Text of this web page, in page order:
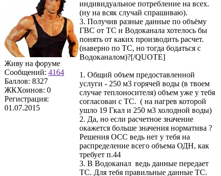
Живу на форуме
Сообщений: 4164
Баллов: 8327
ЖКХоинов: 0
Регистрация:
01.07.2015
индивидуальное потребление на всех.
(ну на всяк случай спрашиваю).
3. Получив разные данные по объёму
ГВС от ТС и Водоканала хотелось бы
понять от каких производить расчет.
(наверно по ТС, но тогда бодаться с
Водоканалом)?[/QUOTE]
1. Общий объем предоставленной
услуги - 250 м3 горячей воды (в твоем
случае теплоносителя) объем уже у тебя
согласован с ТС. ( на нагрев которой
ушло 19 Гкал и 250 м3 холодной воды)
2. Да, но если расчетное значение
окажется больше значения норматива ?
Решения ОСС ведь нет у тебя на
распределение всего объема ОДН, как
требует п.44
3. В Водоканал ведь данные передает
ТС. Для тебя правильные данные ТС.